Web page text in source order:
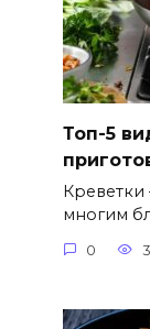
Топ-5
многим
0 3